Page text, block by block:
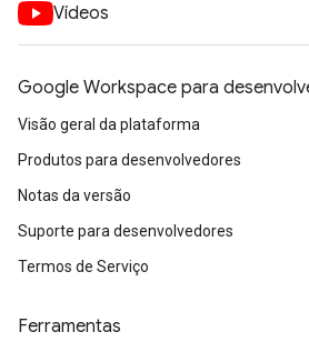
Vídeos
Google Workspace para
Visão geral da plataforma
Produtos para desenvolvedores
Notas da versão
Suporte para desenvolvedores
Termos de Serviço
Ferramentas